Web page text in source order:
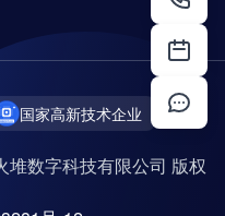
国家高新技术企业
数字科技有限公司 版权